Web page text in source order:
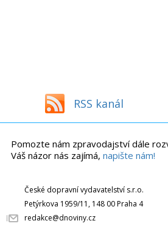
RSS kanál
Pomozte nám zpravodajství dále
Váš názor nás zajímá, napište nám!
České dopravní vydavatelství s.r.o.
Petýrkova 1959/11, 148 00 Praha 4
redakce@dnoviny.cz